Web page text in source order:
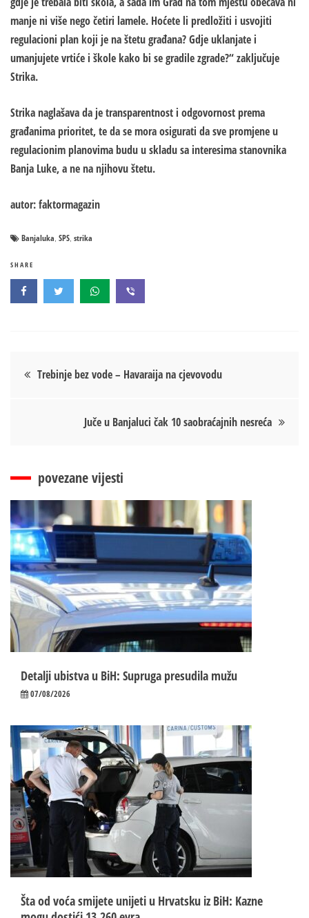
manje ni više nego četiri lamele. Hoćete li predložiti i usvojiti
regulacioni plan koji je na štetu građana? Gdje uklanjate i
umanjujete vrtiće i škole kako bi se gradile zgrade?“ zaključuje
Strika.
Strika naglašava da je transparentnost i odgovornost prema
građanima prioritet, te da se mora osigurati da sve promjene u
regulacionim planovima budu u skladu sa interesima stanovnika
Banja Luke, a ne na njihovu štetu.
autor: faktormagazin
Banjaluka, SPS, strika
SHARE
Кретање
Trebinje bez vode – Havaraija na cjevovodu
Juče u Banjaluci čak 10 saobraćajnih nesreća
povezane vijesti
Detalji ubistva u BiH: Supruga presudila mužu
07/08/2026
Šta od voća smijete unijeti u Hrvatsku iz BiH: Kazne